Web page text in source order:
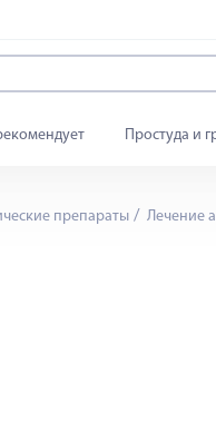
Простуда и
препараты Лечение